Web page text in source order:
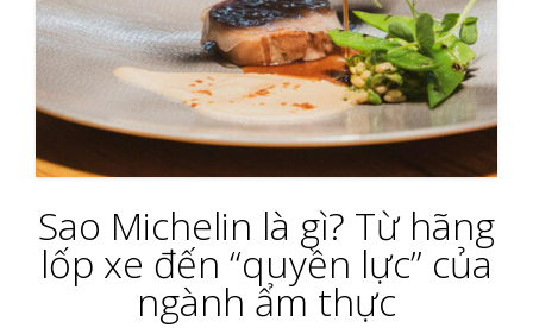
Sao Michelin là gì? Từ hãng
lốp xe đến “quyền lực” của
ngành ẩm thực